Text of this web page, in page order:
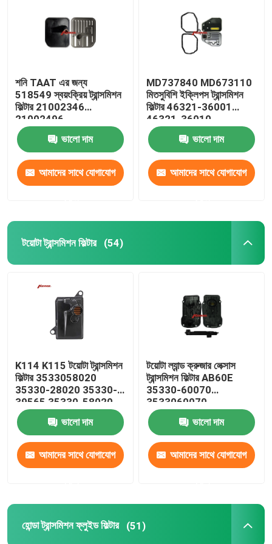
পরিচিতি
টয়োটা ট্রান্সমিশন ফিল্টার
হোন্ডা ট্রান্সমিশন ফ্লুইড ফিল্টার
ইঞ্জিন তেল প্যান
শনি TAAT এর জন্য
518549 স্বয়ংক্রিয় ট্রান্সমিশন
ফিল্টার 21002346
21002496
ভালো দাম
আমাদের সাথে যোগাযোগ
MD737840 MD673110
মিতসুবিশি ইক্লিপস ট্রান্সমিশন
ফিল্টার 46321-36001
46321-36010
ভালো দাম
আমাদের সাথে যোগাযোগ
টয়োটা ট্রান্সমিশন ফিল্টার (54)
K114 K115 টয়োটা ট্রান্সমিশন
ফিল্টার 3533058020
35330-28020 35330-
39565 35330-58020
ভালো দাম
আমাদের সাথে যোগাযোগ
টয়োটা ল্যান্ড ক্রুজার লেক্সাস
ট্রান্সমিশন ফিল্টার AB60E
35330-60070
3533060070
ভালো দাম
আমাদের সাথে যোগাযোগ
হোন্ডা ট্রান্সমিশন ফ্লুইড ফিল্টার (51)